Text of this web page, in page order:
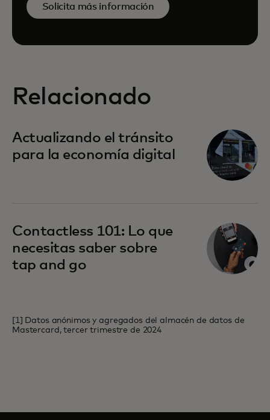
Solicita más información
Relacionado
Actualizando el tránsito
para la economía digital
Contactless 101: Lo que
necesitas saber sobre
tap and go
[1] Datos anónimos y agregados del almacén de datos de
Mastercard, tercer trimestre de 2024